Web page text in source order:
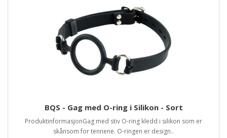
BQS - Gag med O-ring i Silikon - Sort
ProduktinformasjonGag med stiv O-ring kledd i silikon som er
skånsom for tennene. O-ringen er design..